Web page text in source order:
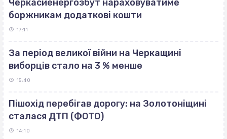
Черкасиенергозбут нараховуватиме
боржникам додаткові кошти
17:11
За період великої війни на Черкащині
виборців стало на 3 % менше
15:40
Пішохід перебігав дорогу: на Золотоніщині
сталася ДТП (ФОТО)
14:10